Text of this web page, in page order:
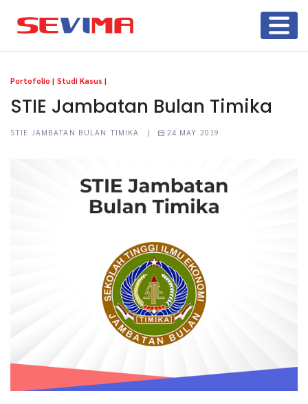
Portofolio | Studi Kasus |
STIE Jambatan Bulan Timika
STIE JAMBATAN BULAN TIMIKA | 24 MAY 2019